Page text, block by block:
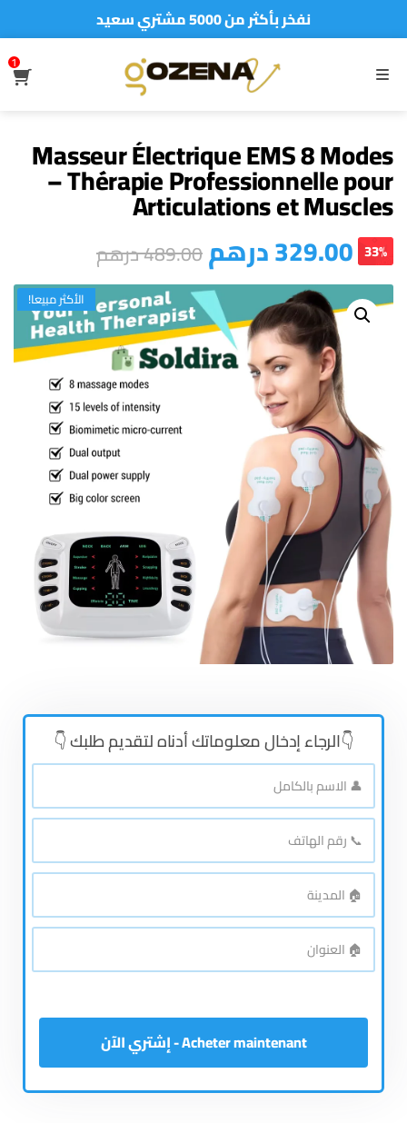
نفخر بأكثر من 5000 مشتري سعيد
MENU
1
Masseur Électrique EMS 8 Modes
– Thérapie Professionnelle pour
Articulations et Muscles
329.00درهم489.00درهم 33%
الأكثر مبيعا!
👇الرجاء إدخال معلوماتك أدناه لتقديم طلبك 👇
👤
الاسم
بالكامل*
📞
رقم
الهاتف*
🏠
المدينة*
🏠
العنوان*
Acheter maintenant - إشتري الآن